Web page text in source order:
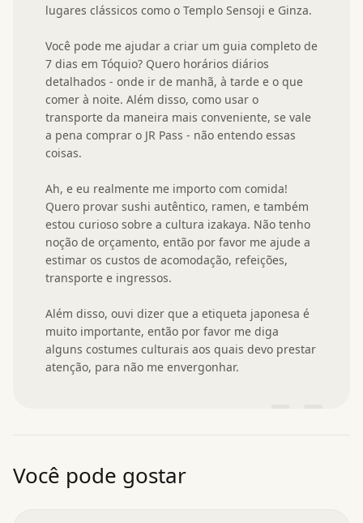
lugares clássicos como o Templo Sensoji e Ginza.
Você pode me ajudar a criar um guia completo de
7 dias em Tóquio? Quero horários diários
detalhados - onde ir de manhã, à tarde e o que
comer à noite. Além disso, como usar o
transporte da maneira mais conveniente, se vale
a pena comprar o JR Pass - não entendo essas
coisas.
Ah, e eu realmente me importo com comida!
Quero provar sushi autêntico, ramen, e também
estou curioso sobre a cultura izakaya. Não tenho
noção de orçamento, então por favor me ajude a
estimar os custos de acomodação, refeições,
transporte e ingressos.
Além disso, ouvi dizer que a etiqueta japonesa é
muito importante, então por favor me diga
alguns costumes culturais aos quais devo prestar
atenção, para não me envergonhar.
Você pode gostar